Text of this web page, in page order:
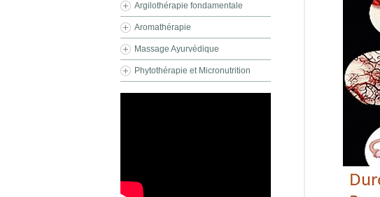
Argilothérapie fondamentale
Aromathérapie
Massage Ayurvédique
Phytothérapie et Micronutrition